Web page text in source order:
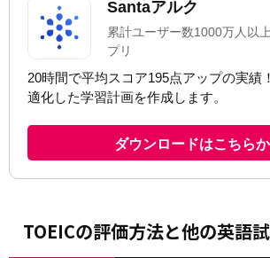
TOEICの評価方法と他の英語